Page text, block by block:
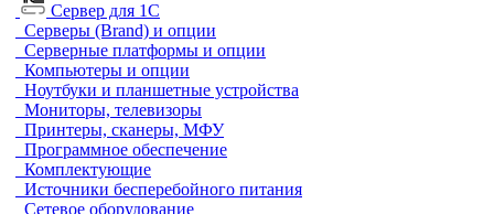
Сервер для 1С
Серверы (Brand) и опции
Серверные платформы и опции
Компьютеры и опции
Ноутбуки и планшетные устройства
Мониторы, телевизоры
Принтеры, сканеры, МФУ
Программное обеспечение
Комплектующие
Источники бесперебойного питания
Сетевое оборудование